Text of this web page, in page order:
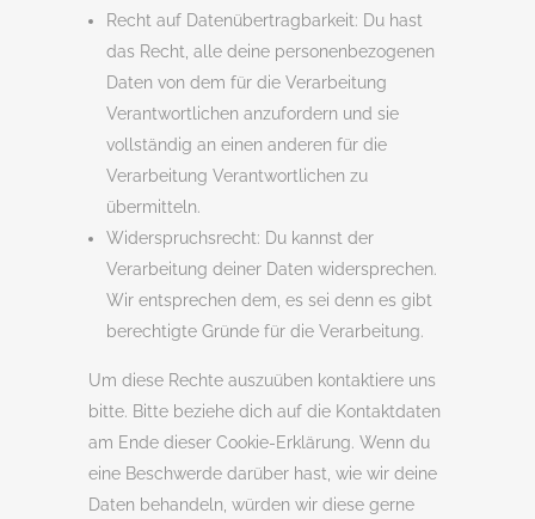
Recht auf Datenübertragbarkeit: Du hast
das Recht, alle deine personenbezogenen
Daten von dem für die Verarbeitung
Verantwortlichen anzufordern und sie
vollständig an einen anderen für die
Verarbeitung Verantwortlichen zu
übermitteln.
Widerspruchsrecht: Du kannst der
Verarbeitung deiner Daten widersprechen.
Wir entsprechen dem, es sei denn es gibt
berechtigte Gründe für die Verarbeitung.
Um diese Rechte auszuüben kontaktiere uns
bitte. Bitte beziehe dich auf die Kontaktdaten
am Ende dieser Cookie-Erklärung. Wenn du
eine Beschwerde darüber hast, wie wir deine
Daten behandeln, würden wir diese gerne